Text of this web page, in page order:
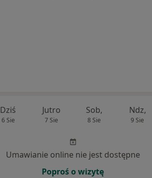
Dziś
6 Sie
Jutro
7 Sie
Sob,
8 Sie
Ndz,
9 Sie
Umawianie online nie jest dostępne
Poproś o wizytę